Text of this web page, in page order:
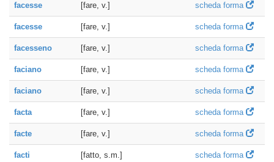
facesse [fare, v.] scheda forma
facesse [fare, v.] scheda forma
facesseno [fare, v.] scheda forma
faciano [fare, v.] scheda forma
faciano [fare, v.] scheda forma
facta [fare, v.] scheda forma
facte [fare, v.] scheda forma
facti [fatto, s.m.] scheda forma